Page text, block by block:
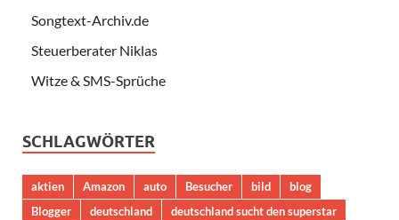
Songtext-Archiv.de
Steuerberater Niklas
Witze & SMS-Sprüche
SCHLAGWÖRTER
aktien Amazon auto Besucher bild
blog
Blogger
deutschland
deutschland sucht den superstar